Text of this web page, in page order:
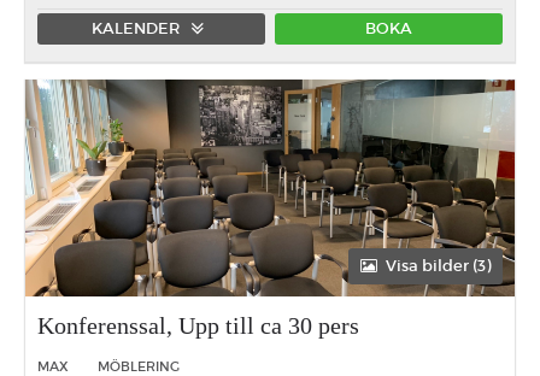
KALENDER BOKA
Förmiddag Eftermiddag Heldag
Visa bilder (3)
Konferenssal, Upp till ca 30 pers
MAX MÖBLERING